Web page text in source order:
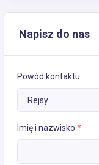
Napisz do nas
Powód kontaktu
Imię i nazwisko *